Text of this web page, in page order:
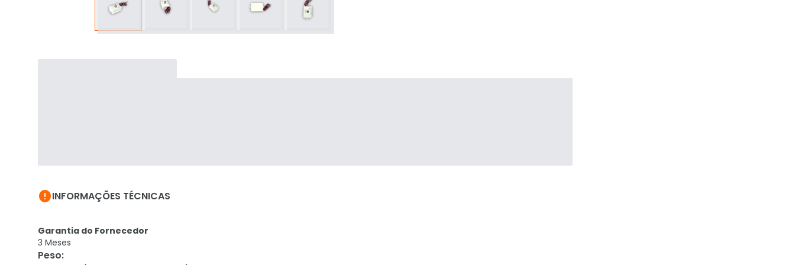
INFORMAÇÕES TÉCNICAS
Garantia do Fornecedor
3 Meses
Peso: